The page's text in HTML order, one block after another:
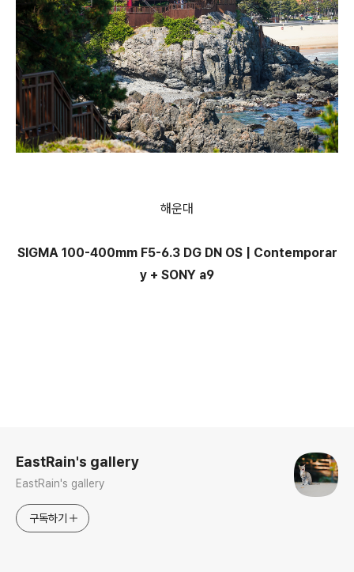
해운대
SIGMA 100-400mm F5-6.3 DG DN OS | Contemporar
y + SONY a9
EastRain's gallery
EastRain's gallery
구독하기